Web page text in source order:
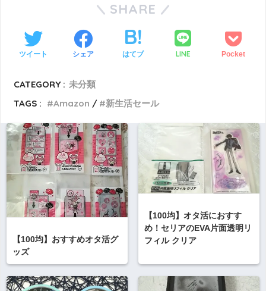
SHARE
ツイート シェア はてブ LINE Pocket
CATEGORY : 未分類
TAGS :
Amazon 新生活セール
【100均】おすすめオタ活グ
ッズ
【100均】オタ活におすす
め！セリアのEVA片面透明リ
フィル クリア